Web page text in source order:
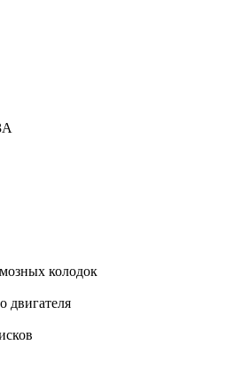
колодок
двигателя